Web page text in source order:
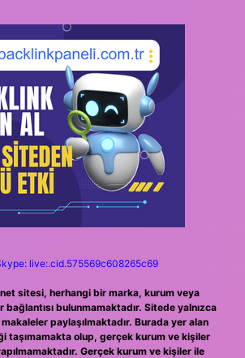
live:.cid.575569c608265c69
sitesi, herhangi bir marka, kurum veya
bağlantısı bulunmamaktadır. Sitede yalnızca
makaleler paylaşılmaktadır. Burada yer alan
taşımamakta olup, gerçek kurum ve kişiler
Gerçek kurum ve kişiler ile